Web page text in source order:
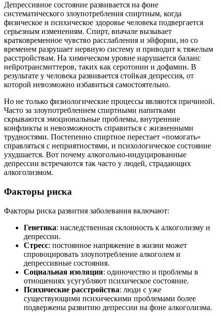
Депрессивное состояние развивается на фоне
систематического злоупотребления спиртным, когда
физическое и психическое здоровье человека подвергается
серьезным изменениям. Спирт, вначале вызывает
кратковременное чувство расслабления и эйфории, но со
временем разрушает нервную систему и приводит к тяжелым
расстройствам. На химическом уровне нарушается баланс
нейротрансмиттеров, таких как серотонин и дофамин. В
результате у человека развивается стойкая депрессия, от
которой невозможно избавиться самостоятельно.
Но не только физиологические процессы являются причиной.
Часто за злоупотреблением спиртными напитками
скрываются эмоциональные проблемы, внутренние
конфликты и невозможность справиться с жизненными
трудностями. Постепенно спиртное перестает «помогать»
справляться с неприятностями, и психологическое состояние
ухудшается. Вот почему алкогольно-индуцированные
депрессии встречаются так часто у людей, страдающих
алкоголизмом.
Факторы риска
Факторы риска развития заболевания включают:
Генетика: наследственная склонность к алкоголизму и
депрессии.
Стресс: постоянное напряжение в жизни может
спровоцировать злоупотребление алкоголем и
депрессивные состояния.
Социальная изоляция: одиночество и проблемы в
отношениях усугубляют психическое состояние.
Психические расстройства: люди с уже
существующими психическими проблемами более
подвержены развитию депрессии на фоне алкоголизма.